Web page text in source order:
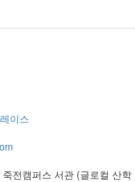
이스
전캠퍼스 서관 (글로컬 산학